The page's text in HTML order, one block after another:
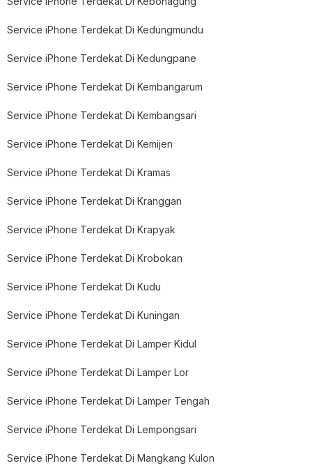
Service iPhone Terdekat Di Kedungmundu
Service iPhone Terdekat Di Kedungpane
Service iPhone Terdekat Di Kembangarum
Service iPhone Terdekat Di Kembangsari
Service iPhone Terdekat Di Kemijen
Service iPhone Terdekat Di Kramas
Service iPhone Terdekat Di Kranggan
Service iPhone Terdekat Di Krapyak
Service iPhone Terdekat Di Krobokan
Service iPhone Terdekat Di Kudu
Service iPhone Terdekat Di Kuningan
Service iPhone Terdekat Di Lamper Kidul
Service iPhone Terdekat Di Lamper Lor
Service iPhone Terdekat Di Lamper Tengah
Service iPhone Terdekat Di Lempongsari
Service iPhone Terdekat Di Mangkang Kulon